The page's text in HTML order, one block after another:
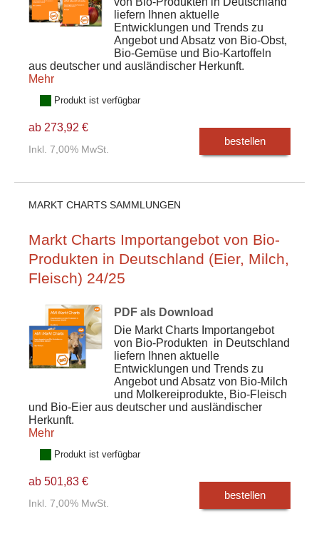
liefern Ihnen aktuelle
Entwicklungen und Trends zu
Angebot und Absatz von Bio-Obst,
Bio-Gemüse und Bio-Kartoffeln
aus deutscher und ausländischer Herkunft.
Mehr
Produkt ist verfügbar
ab 273,92 €
Inkl. 7,00% MwSt.
bestellen
MARKT CHARTS SAMMLUNGEN
Markt Charts Importangebot von Bio-
Produkten in Deutschland (Eier, Milch,
Fleisch) 24/25
PDF als Download
Die Markt Charts Importangebot
von Bio-Produkten in Deutschland
liefern Ihnen aktuelle
Entwicklungen und Trends zu
Angebot und Absatz von Bio-Milch
und Molkereiprodukte, Bio-Fleisch
und Bio-Eier aus deutscher und ausländischer
Herkunft.
Mehr
Produkt ist verfügbar
ab 501,83 €
Inkl. 7,00% MwSt.
bestellen